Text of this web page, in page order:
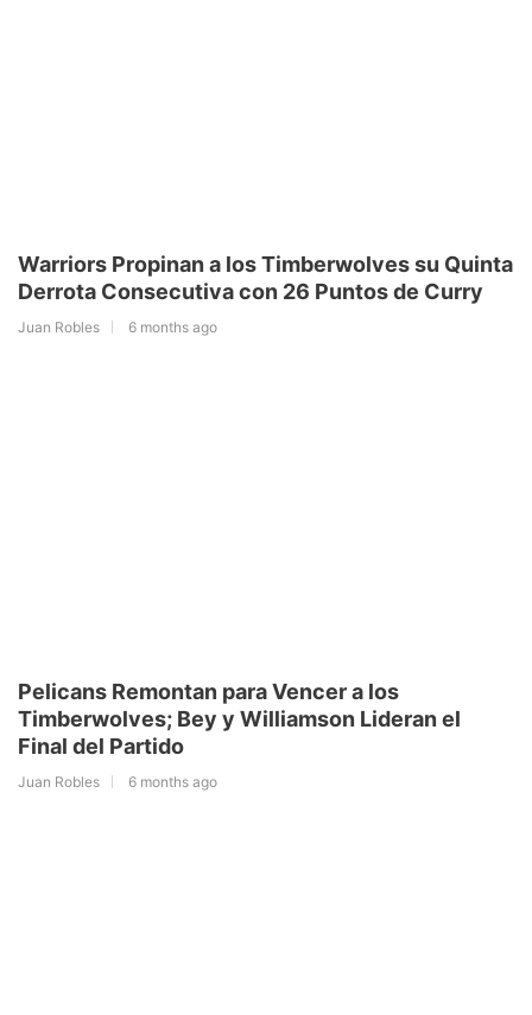
Warriors Propinan a los Timberwolves su Quinta
Derrota Consecutiva con 26 Puntos de Curry
Juan Robles 6 months ago
Pelicans Remontan para Vencer a los
Timberwolves; Bey y Williamson Lideran el
Final del Partido
Juan Robles 6 months ago